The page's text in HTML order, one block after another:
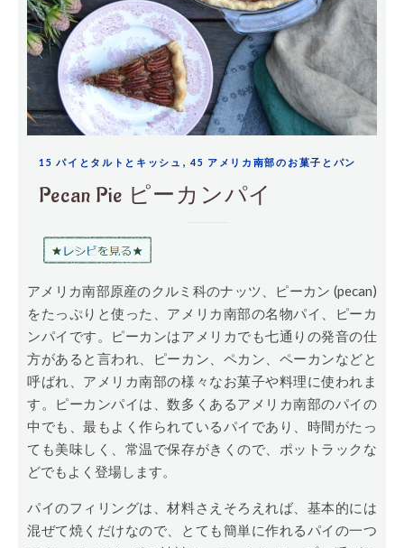
15 パイとタルトとキッシュ , 45 アメリカ南部のお菓子とパン
Pecan Pie ピーカンパイ
アメリカ南部原産のクルミ科のナッツ、ピーカン (pecan)
をたっぷりと使った、アメリカ南部の名物パイ、ピーカ
ンパイです。ピーカンはアメリカでも七通りの発音の仕
方があると言われ、ピーカン、ペカン、ペーカンなどと
呼ばれ、アメリカ南部の様々なお菓子や料理に使われま
す。ピーカンパイは、数多くあるアメリカ南部のパイの
中でも、最もよく作られているパイであり、時間がたっ
ても美味しく、常温で保存がきくので、ポットラックな
どでもよく登場します。
パイのフィリングは、材料さえそろえれば、基本的には
混ぜて焼くだけなので、とても簡単に作れるパイの一つ